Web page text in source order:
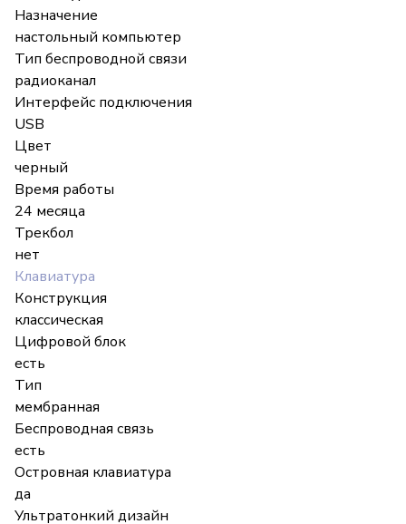
Назначение
настольный компьютер
Тип беспроводной связи
радиоканал
Интерфейс подключения
USB
Цвет
черный
Время работы
24 месяца
Трекбол
нет
Клавиатура
Конструкция
классическая
Цифровой блок
есть
Тип
мембранная
Беспроводная связь
есть
Островная клавиатура
да
Ультратонкий дизайн